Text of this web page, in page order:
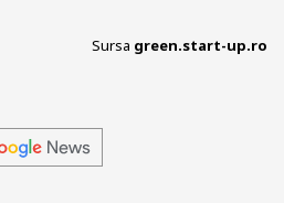
Sursa green.start-up.ro